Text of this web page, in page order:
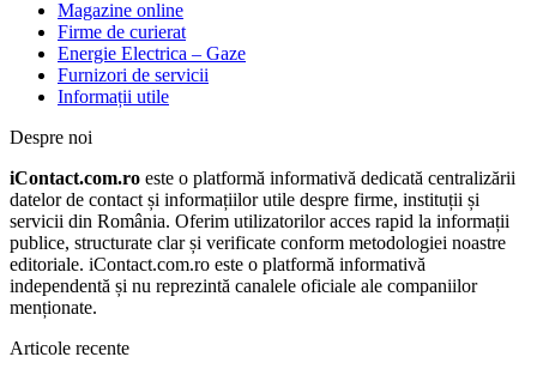
Magazine online
Firme de curierat
Energie Electrica – Gaze
Furnizori de servicii
Informații utile
Despre noi
iContact.com.ro este o platformă informativă dedicată centralizării
datelor de contact și informațiilor utile despre firme, instituții și
servicii din România. Oferim utilizatorilor acces rapid la informații
publice, structurate clar și verificate conform metodologiei noastre
editoriale. iContact.com.ro este o platformă informativă
independentă și nu reprezintă canalele oficiale ale companiilor
menționate.
Articole recente